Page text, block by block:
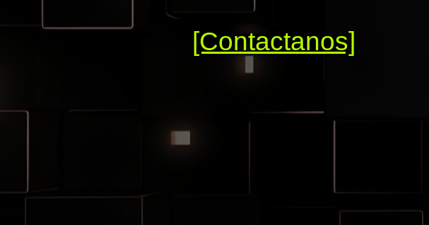
[Contactanos]